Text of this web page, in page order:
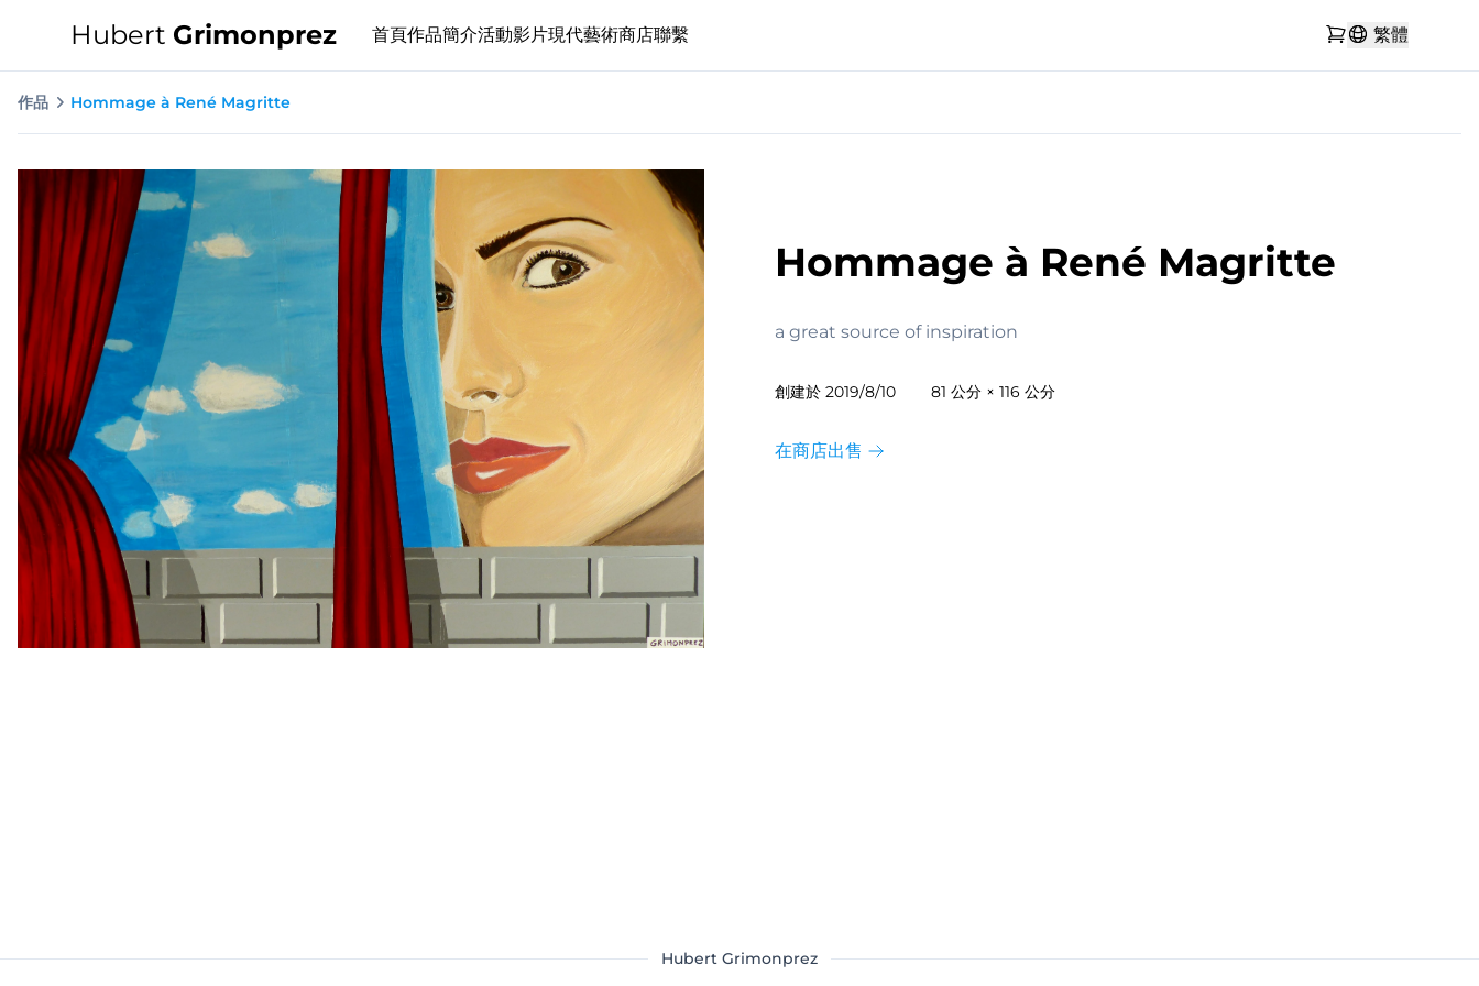
Hubert Grimonprez 首頁作品簡介活動影片現代藝術商店聯繫 繁體
作品 Hommage à René Magritte
Hommage à René Magritte
a great source of inspiration
創建於 2019/8/10 81 公分 × 116 公分
在商店出售
Hubert Grimonprez